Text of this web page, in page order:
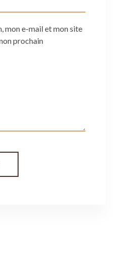
mon e-mail et mon site
prochain